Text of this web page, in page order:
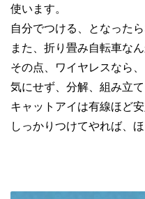
使います。
自分でつける、となった
また、折り畳み自転車な
その点、ワイヤレスなら
気にせず、分解、組み立
キャットアイは有線ほど
しっかりつけてやれば、